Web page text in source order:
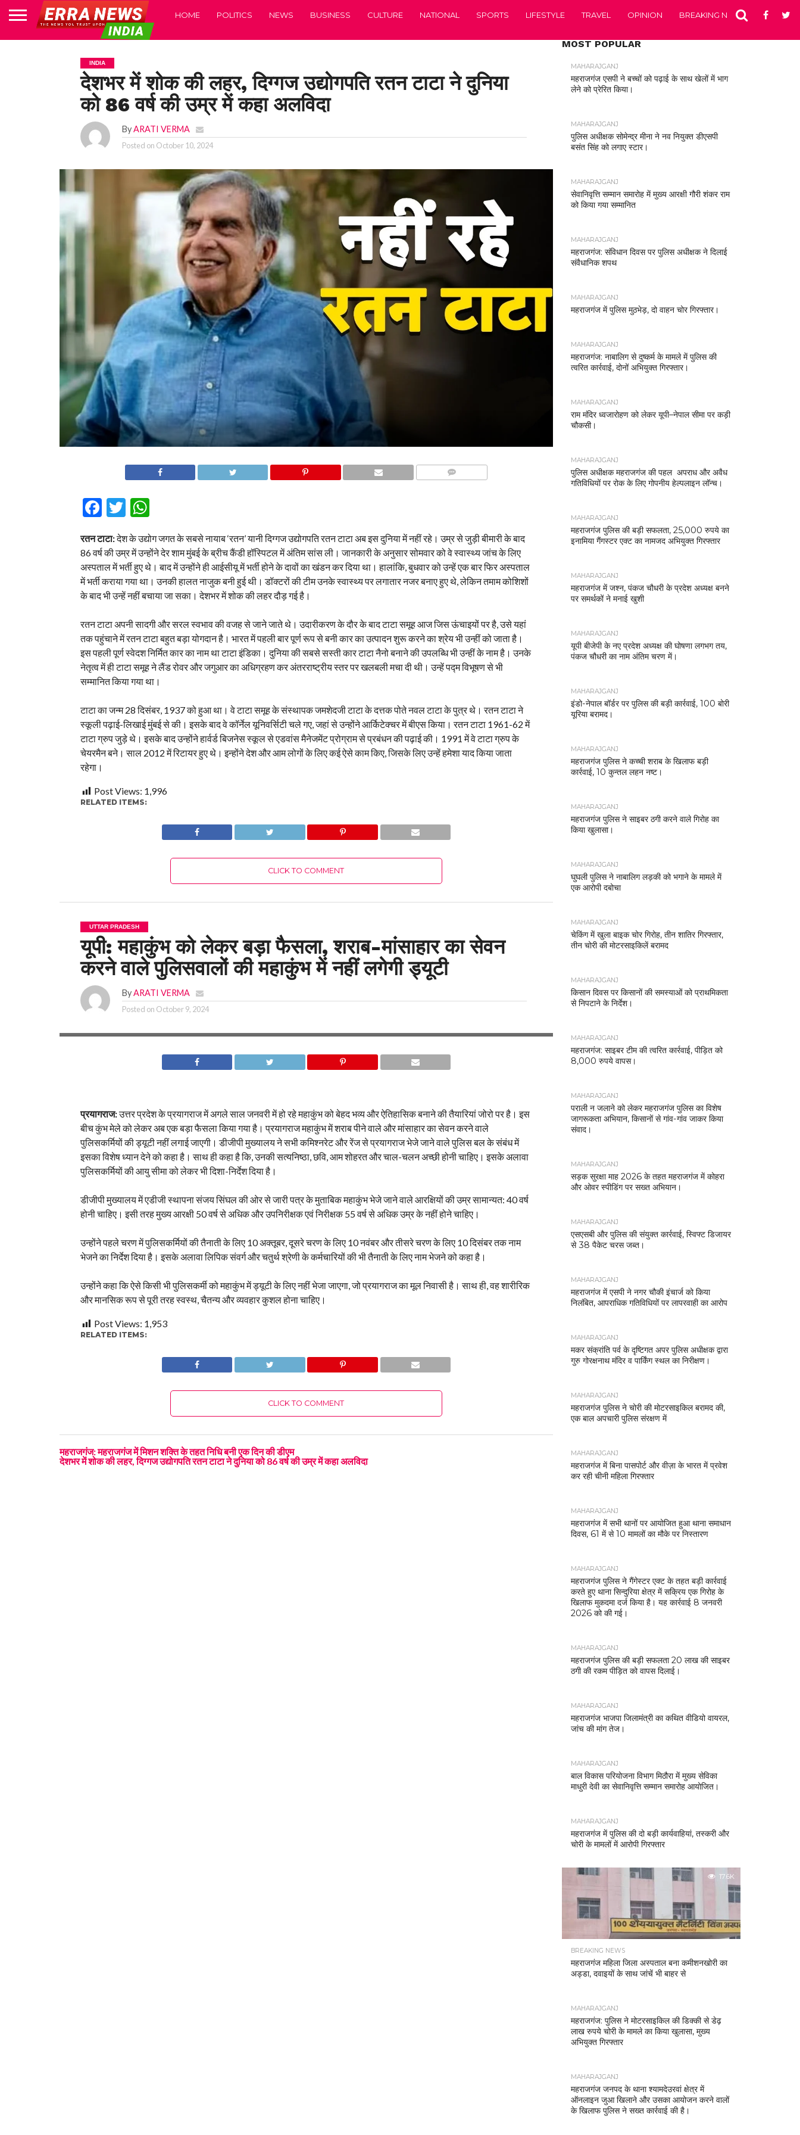
HOME POLITICS NEWS BUSINESS CULTURE NATIONAL SPORTS LIFESTYLE TRAVEL OPINION BREAKING NEWS
INDIA
देशभर में शोक की लहर, दिग्गज उद्योगपति रतन टाटा ने दुनिया
को 86 वर्ष की उम्र में कहा अलविदा
ByARATI VERMA
Posted on October 10, 2024
Facebook
Twitter
WhatsApp
रतन टाटा:देश के उद्योग जगत के सबसे नायाब ‘रतन’ यानी दिग्गज उद्योगपति रतन टाटा अब इस दुनिया में नहीं रहे। उम्र से जुड़ी बीमारी के बाद
86 वर्ष की उम्र में उन्होंने देर शाम मुंबई के ब्रीच कैंडी हॉस्पिटल में अंतिम सांस ली। जानकारी के अनुसार सोमवार को वे स्वास्थ्य जांच के लिए
अस्पताल में भर्ती हुए थे। बाद में उन्होंने ही आईसीयू में भर्ती होने के दावों का खंडन कर दिया था। हालांकि, बुधवार को उन्हें एक बार फिर अस्पताल
में भर्ती कराया गया था। उनकी हालत नाजुक बनी हुई थी। डॉक्टरों की टीम उनके स्वास्थ्य पर लगातार नजर बनाए हुए थे, लेकिन तमाम कोशिशों
के बाद भी उन्हें नहीं बचाया जा सका। देशभर में शोक की लहर दौड़ गई है।
रतन टाटा अपनी सादगी और सरल स्वभाव की वजह से जाने जाते थे। उदारीकरण के दौर के बाद टाटा समूह आज जिस ऊंचाइयों पर है, उसे यहां
तक पहुंचाने में रतन टाटा बहुत बड़ा योगदान है। भारत में पहली बार पूर्ण रूप से बनी कार का उत्पादन शुरू करने का श्रेय भी उन्हीं को जाता है।
इस पहली पूर्ण स्वेदश निर्मित कार का नाम था टाटा इंडिका। दुनिया की सबसे सस्ती कार टाटा नैनो बनाने की उपलब्धि भी उन्हीं के नाम है। उनके
नेतृत्व में ही टाटा समूह ने लैंड रोवर और जगुआर का अधिग्रहण कर अंतरराष्ट्रीय स्तर पर खलबली मचा दी थी। उन्हें पद्म विभूषण से भी
सम्मानित किया गया था।
टाटा का जन्म 28 दिसंबर, 1937 को हुआ था। वे टाटा समूह के संस्थापक जमशेदजी टाटा के दत्तक पोते नवल टाटा के पुत्र थे। रतन टाटा ने
स्कूली पढ़ाई-लिखाई मुंबई से की। इसके बाद वे कॉर्नेल यूनिवर्सिटी चले गए, जहां से उन्होंने आर्किटेक्चर में बीएस किया। रतन टाटा 1961-62 में
टाटा ग्रुप जुड़े थे। इसके बाद उन्होंने हार्वर्ड बिजनेस स्कूल से एडवांस मैनेजमेंट प्रोग्राम से प्रबंधन की पढ़ाई की। 1991 में वे टाटा ग्रुप के
चेयरमैन बने। साल 2012 में रिटायर हुए थे। इन्‍होंने देश और आम लोगों के लिए कई ऐसे काम किए, जिसके लिए उन्‍हें हमेशा याद किया जाता
रहेगा।
Post Views: 1,996
RELATED ITEMS:
CLICK TO COMMENT
UTTAR PRADESH
यूपी: महाकुंभ को लेकर बड़ा फैसला, शराब-मांसाहार का सेवन
करने वाले पुलिसवालों की महाकुंभ में नहीं लगेगी ड्यूटी
ByARATI VERMA
Posted on October 9, 2024
प्रयागराज:उत्तर प्रदेश के प्रयागराज में अगले साल जनवरी में हो रहे महाकुंभ को बेहद भव्य और ऐतिहासिक बनाने की तैयारियां जोरो पर है। इस
बीच कुंभ मेले को लेकर अब एक बड़ा फैसला किया गया है। प्रयागराज महाकुंभ में शराब पीने वाले और मांसाहार का सेवन करने वाले
पुलिसकर्मियों की ड्यूटी नहीं लगाई जाएगी। डीजीपी मुख्यालय ने सभी कमिश्नरेट और रेंज से प्रयागराज भेजे जाने वाले पुलिस बल के संबंध में
इसका विशेष ध्यान देने को कहा है। साथ ही कहा है कि, उनकी सत्यनिष्ठा, छवि, आम शोहरत और चाल-चलन अच्छी होनी चाहिए। इसके अलावा
पुलिसकर्मियों की आयु सीमा को लेकर भी दिशा-निर्देश दिया है।
डीजीपी मुख्यालय में एडीजी स्थापना संजय सिंघल की ओर से जारी पत्र के मुताबिक महाकुंभ भेजे जाने वाले आरक्षियों की उम्र सामान्यत: 40 वर्ष
होनी चाहिए। इसी तरह मुख्य आरक्षी 50 वर्ष से अधिक और उपनिरीक्षक एवं निरीक्षक 55 वर्ष से अधिक उम्र के नहीं होने चाहिए।
उन्होंने पहले चरण में पुलिसकर्मियों की तैनाती के लिए 10 अक्तूबर, दूसरे चरण के लिए 10 नवंबर और तीसरे चरण के लिए 10 दिसंबर तक नाम
भेजने का निर्देश दिया है। इसके अलावा लिपिक संवर्ग और चतुर्थ श्रेणी के कर्मचारियों की भी तैनाती के लिए नाम भेजने को कहा है।
उन्होंने कहा कि ऐसे किसी भी पुलिसकर्मी को महाकुंभ में ड्यूटी के लिए नहीं भेजा जाएगा, जो प्रयागराज का मूल निवासी है। साथ ही, वह शारीरिक
और मानसिक रूप से पूरी तरह स्वस्थ, चैतन्य और व्यवहार कुशल होना चाहिए।
Post Views: 1,953
RELATED ITEMS:
CLICK TO COMMENT
महराजगंज: महराजगंज में मिशन शक्ति के तहत निधि बनी एक दिन की डीएम
देशभर में शोक की लहर, दिग्गज उद्योगपति रतन टाटा ने दुनिया को 86 वर्ष की उम्र में कहा अलविदा
MOST POPULAR
MAHARAJGANJ
महराजगंज एसपी ने बच्चों को पढ़ाई के साथ खेलों में भाग
लेने को प्रेरित किया।
MAHARAJGANJ
पुलिस अधीक्षक सोमेन्द्र मीना ने नव नियुक्त डीएसपी
बसंत सिंह को लगाए स्टार।
MAHARAJGANJ
सेवानिवृत्ति सम्मान समारोह में मुख्य आरक्षी गौरी शंकर राम
को किया गया सम्मानित
MAHARAJGANJ
महराजगंज: संविधान दिवस पर पुलिस अधीक्षक ने दिलाई
संवैधानिक शपथ
MAHARAJGANJ
महराजगंज में पुलिस मुठभेड़, दो वाहन चोर गिरफ्तार।
MAHARAJGANJ
महराजगंज: नाबालिग से दुष्कर्म के मामले में पुलिस की
त्वरित कार्रवाई, दोनों अभियुक्त गिरफ्तार।
MAHARAJGANJ
राम मंदिर ध्वजारोहण को लेकर यूपी–नेपाल सीमा पर कड़ी
चौकसी।
MAHARAJGANJ
पुलिस अधीक्षक महराजगंज की पहल अपराध और अवैध
गतिविधियों पर रोक के लिए गोपनीय हेल्पलाइन लॉन्च।
MAHARAJGANJ
महराजगंज पुलिस की बड़ी सफलता, 25,000 रुपये का
इनामिया गैंगस्टर एक्ट का नामजद अभियुक्त गिरफ्तार
MAHARAJGANJ
महराजगंज में जश्न, पंकज चौधरी के प्रदेश अध्यक्ष बनने
पर समर्थकों ने मनाई खुशी
MAHARAJGANJ
यूपी बीजेपी के नए प्रदेश अध्यक्ष की घोषणा लगभग तय,
पंकज चौधरी का नाम अंतिम चरण में।
MAHARAJGANJ
इंडो-नेपाल बॉर्डर पर पुलिस की बड़ी कार्रवाई, 100 बोरी
यूरिया बरामद।
MAHARAJGANJ
महराजगंज पुलिस ने कच्ची शराब के खिलाफ बड़ी
कार्रवाई, 10 कुन्तल लहन नष्ट।
MAHARAJGANJ
महराजगंज पुलिस ने साइबर ठगी करने वाले गिरोह का
किया खुलासा।
MAHARAJGANJ
घुघली पुलिस ने नाबालिग लड़की को भगाने के मामले में
एक आरोपी दबोचा
MAHARAJGANJ
चेकिंग में खुला बाइक चोर गिरोह, तीन शातिर गिरफ्तार,
तीन चोरी की मोटरसाइकिलें बरामद
MAHARAJGANJ
किसान दिवस पर किसानों की समस्याओं को प्राथमिकता
से निपटाने के निर्देश।
MAHARAJGANJ
महराजगंज: साइबर टीम की त्वरित कार्रवाई, पीड़ित को
8,000 रुपये वापस।
MAHARAJGANJ
पराली न जलाने को लेकर महराजगंज पुलिस का विशेष
जागरूकता अभियान, किसानों से गांव-गांव जाकर किया
संवाद।
MAHARAJGANJ
सड़क सुरक्षा माह 2026 के तहत महराजगंज में कोहरा
और ओवर स्पीडिंग पर सख्त अभियान।
MAHARAJGANJ
एसएसबी और पुलिस की संयुक्त कार्रवाई, स्विफ्ट डिजायर
से 38 पैकेट चरस जब्त।
MAHARAJGANJ
महराजगंज में एसपी ने नगर चौकी इंचार्ज को किया
निलंबित, आपराधिक गतिविधियों पर लापरवाही का आरोप
MAHARAJGANJ
मकर संक्रांति पर्व के दृष्टिगत अपर पुलिस अधीक्षक द्वारा
गुरु गोरक्षनाथ मंदिर व पार्किंग स्थल का निरीक्षण।
MAHARAJGANJ
महराजगंज पुलिस ने चोरी की मोटरसाइकिल बरामद की,
एक बाल अपचारी पुलिस संरक्षण में
MAHARAJGANJ
महराजगंज में बिना पासपोर्ट और वीज़ा के भारत में प्रवेश
कर रही चीनी महिला गिरफ्तार
MAHARAJGANJ
महराजगंज में सभी थानों पर आयोजित हुआ थाना समाधान
दिवस, 61 में से 10 मामलों का मौके पर निस्तारण
MAHARAJGANJ
महराजगंज पुलिस ने गैंगेस्टर एक्ट के तहत बड़ी कार्रवाई
करते हुए थाना सिन्दुरिया क्षेत्र में सक्रिय एक गिरोह के
खिलाफ मुकदमा दर्ज किया है। यह कार्रवाई 8 जनवरी
2026 को की गई।
MAHARAJGANJ
महराजगंज पुलिस की बड़ी सफलता 20 लाख की साइबर
ठगी की रकम पीड़ित को वापस दिलाई।
MAHARAJGANJ
महराजगंज भाजपा जिलामंत्री का कथित वीडियो वायरल,
जांच की मांग तेज।
MAHARAJGANJ
बाल विकास परियोजना विभाग मिठौरा में मुख्य सेविका
माधुरी देवी का सेवानिवृत्ति सम्मान समारोह आयोजित।
MAHARAJGANJ
महराजगंज में पुलिस की दो बड़ी कार्यवाहियां, तस्करी और
चोरी के मामलों में आरोपी गिरफ्तार
17.6K
BREAKING NEWS
महराजगंज महिला जिला अस्पताल बना कमीशनखोरी का
अड्डा, दवाइयों के साथ जांचें भी बाहर से
MAHARAJGANJ
महराजगंज: पुलिस ने मोटरसाइकिल की डिक्की से डेढ़
लाख रुपये चोरी के मामले का किया खुलासा, मुख्य
अभियुक्त गिरफ्तार
MAHARAJGANJ
महराजगंज जनपद के थाना श्यामदेउरवां क्षेत्र में
ऑनलाइन जुआ खिलाने और उसका आयोजन करने वालों
के खिलाफ पुलिस ने सख्त कार्रवाई की है।